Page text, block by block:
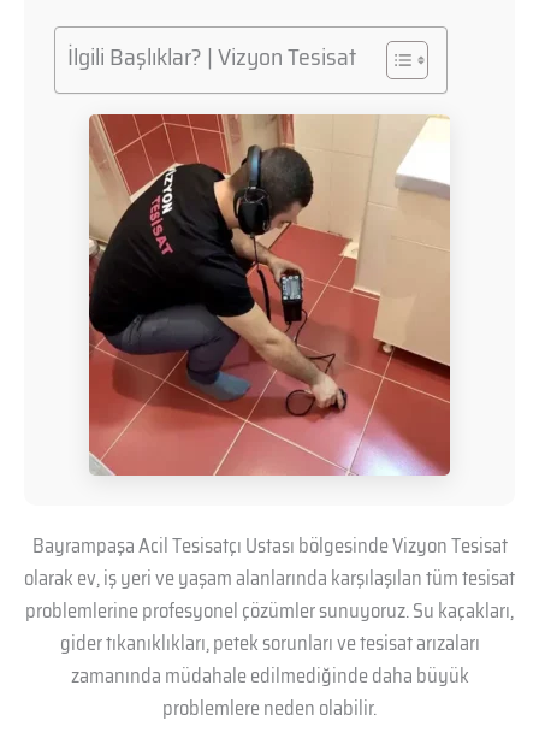
İlgili Başlıklar? | Vizyon Tesisat
Bayrampaşa Acil Tesisatçı Ustası bölgesinde Vizyon Tesisat
olarak ev, iş yeri ve yaşam alanlarında karşılaşılan tüm tesisat
problemlerine profesyonel çözümler sunuyoruz. Su kaçakları,
gider tıkanıklıkları, petek sorunları ve tesisat arızaları
zamanında müdahale edilmediğinde daha büyük
problemlere neden olabilir.